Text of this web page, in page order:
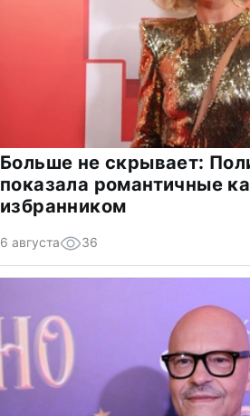
Больше не скрывает:
показала романтичные
избранником
6 августа 36